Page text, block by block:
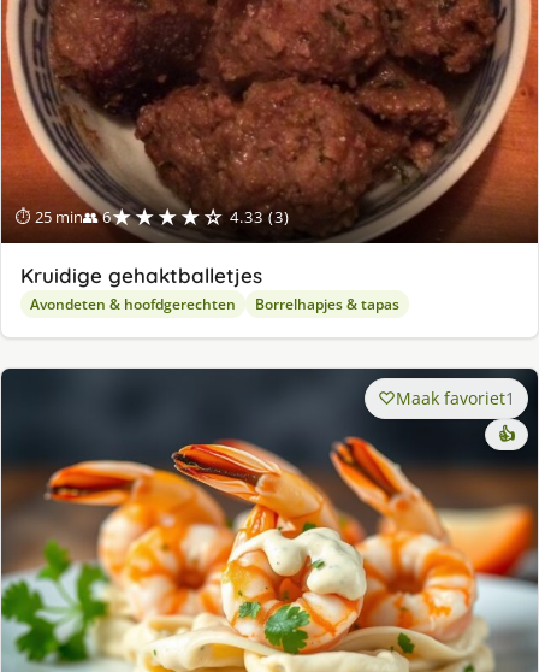
⏱ 25 min👥 6★★★★☆ 4.33 (3)
Kruidige gehaktballetjes
Avondeten & hoofdgerechten Borrelhapjes & tapas
Maak favoriet1
👍